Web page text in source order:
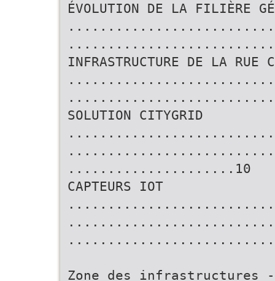
ÉVOLUTION DE LA FILIÈRE
INFRASTRUCTURE DE LA RUE
SOLUTION CITYGRID
.....................10
CAPTEURS IOT
Zone des infrastructures -